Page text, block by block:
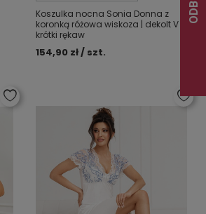
Koszulka nocna Sonia Donna z
koronką różowa wiskoza | dekolt V |
krótki rękaw
154,90 zł / szt.